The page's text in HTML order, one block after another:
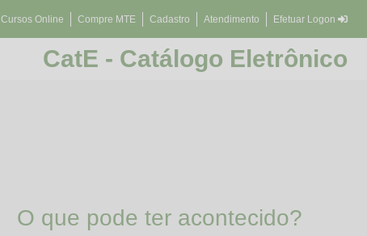
Cursos Online Compre MTE Cadastro Atendimento Efetuar Logon
CatE - Catálogo Eletrônico
O que pode ter acontecido?